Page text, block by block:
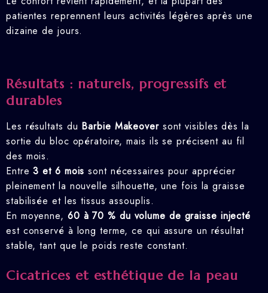
patientes reprennent leurs activités légères après une
dizaine de jours.
Résultats : naturels, progressifs et
durables
Les résultats du Barbie Makeoversont visibles dès la
sortie du bloc opératoire, mais ils se précisent au fil
des mois.
Entre3 et 6 mois sont nécessaires pour apprécier
pleinement la nouvelle silhouette, une fois la graisse
stabilisée et les tissus assouplis.
En moyenne, 60 à 70 % du volume de graisse injecté
est conservé à long terme, ce qui assure un résultat
stable, tant que le poids reste constant.
Cicatrices et esthétique de la peau